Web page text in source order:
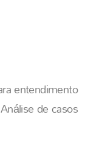
entendimento
de casos